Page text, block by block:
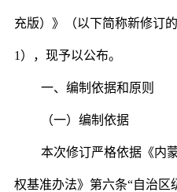
充版）》（以下简称新修订
1），现予以公布。
一、编制依据和原则
（一）编制依据
本次修订严格依据《内
权基准办法》第六条“自治区